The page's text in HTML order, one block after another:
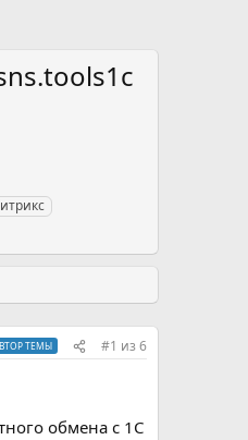
ТЕМЫ #1 из6
обмена с 1С